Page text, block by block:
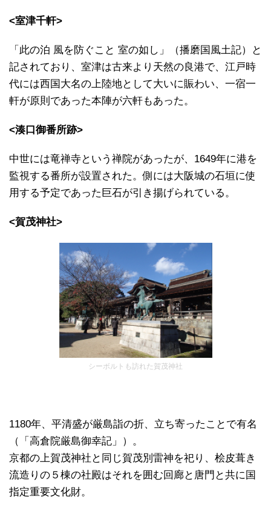
<室津千軒>
「此の泊 風を防ぐこと 室の如し」（播磨国風土記）と
記されており、室津は古来より天然の良港で、江戸時
代には西国大名の上陸地として大いに賑わい、一宿一
軒が原則であった本陣が六軒もあった。
<湊口御番所跡>
中世には竜禅寺という禅院があったが、1649年に港を
監視する番所が設置された。側には大阪城の石垣に使
用する予定であった巨石が引き揚げられている。
<賀茂神社>
シーボルトも訪れた賀茂神社
1180年、平清盛が厳島詣の折、立ち寄ったことで有名
（「高倉院厳島御幸記」）。
京都の上賀茂神社と同じ賀茂別雷神を祀り、桧皮葺き
流造りの５棟の社殿はそれを囲む回廊と唐門と共に国
指定重要文化財。